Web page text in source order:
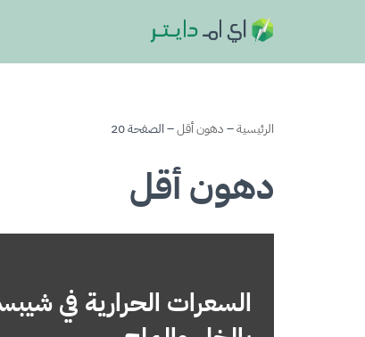
الرئيسية–دهون أقل–الصفحة 20
دهون أقل
السعرات الحرارية في